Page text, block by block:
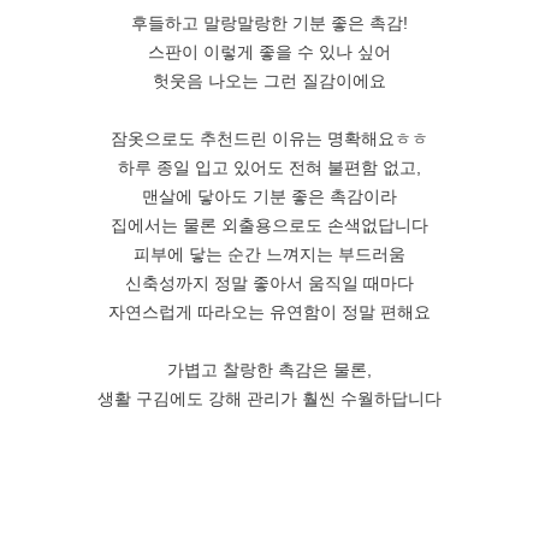
후들하고 말랑말랑한 기분 좋은 촉감!
스판이 이렇게 좋을 수 있나 싶어
헛웃음 나오는 그런 질감이에요
잠옷으로도 추천드린 이유는 명확해요ㅎㅎ
하루 종일 입고 있어도 전혀 불편함 없고,
맨살에 닿아도 기분 좋은 촉감이라
집에서는 물론 외출용으로도 손색없답니다
피부에 닿는 순간 느껴지는 부드러움
신축성까지 정말 좋아서 움직일 때마다
자연스럽게 따라오는 유연함이 정말 편해요
가볍고 찰랑한 촉감은 물론,
생활 구김에도 강해 관리가 훨씬 수월하답니다